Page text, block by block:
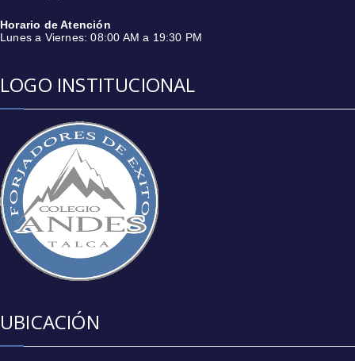
Horario de Atención
Lunes a Viernes: 08:00 AM a 19:30 PM
LOGO INSTITUCIONAL
UBICACIÓN